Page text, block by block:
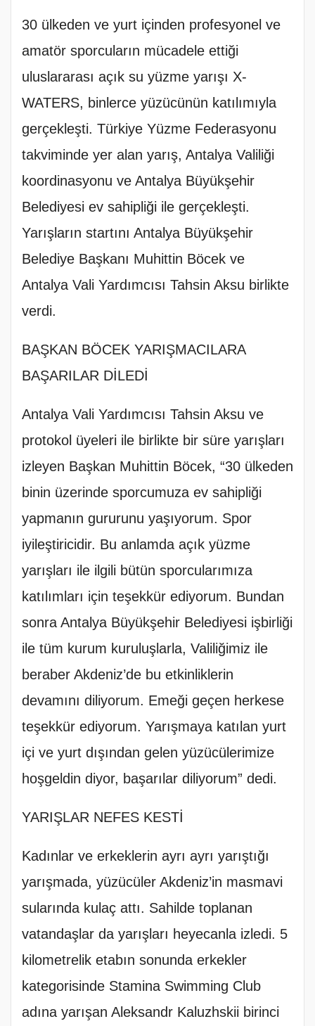
30 ülkeden ve yurt içinden profesyonel ve
amatör sporcuların mücadele ettiği
uluslararası açık su yüzme yarışı X-
WATERS, binlerce yüzücünün katılımıyla
gerçekleşti. Türkiye Yüzme Federasyonu
takviminde yer alan yarış, Antalya Valiliği
koordinasyonu ve Antalya Büyükşehir
Belediyesi ev sahipliği ile gerçekleşti.
Yarışların startını Antalya Büyükşehir
Belediye Başkanı Muhittin Böcek ve
Antalya Vali Yardımcısı Tahsin Aksu birlikte
verdi.
BAŞKAN BÖCEK YARIŞMACILARA
BAŞARILAR DİLEDİ
Antalya Vali Yardımcısı Tahsin Aksu ve
protokol üyeleri ile birlikte bir süre yarışları
izleyen Başkan Muhittin Böcek, “30 ülkeden
binin üzerinde sporcumuza ev sahipliği
yapmanın gururunu yaşıyorum. Spor
iyileştiricidir. Bu anlamda açık yüzme
yarışları ile ilgili bütün sporcularımıza
katılımları için teşekkür ediyorum. Bundan
sonra Antalya Büyükşehir Belediyesi işbirliği
ile tüm kurum kuruluşlarla, Valiliğimiz ile
beraber Akdeniz’de bu etkinliklerin
devamını diliyorum. Emeği geçen herkese
teşekkür ediyorum. Yarışmaya katılan yurt
içi ve yurt dışından gelen yüzücülerimize
hoşgeldin diyor, başarılar diliyorum” dedi.
YARIŞLAR NEFES KESTİ
Kadınlar ve erkeklerin ayrı ayrı yarıştığı
yarışmada, yüzücüler Akdeniz’in masmavi
sularında kulaç attı. Sahilde toplanan
vatandaşlar da yarışları heyecanla izledi. 5
kilometrelik etabın sonunda erkekler
kategorisinde Stamina Swimming Club
adına yarışan Aleksandr Kaluzhskii birinci